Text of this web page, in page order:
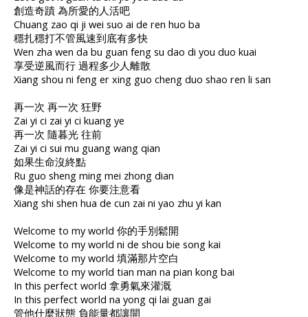
創造奇蹟 為所愛的人活吧
Chuang zao qi ji wei suo ai de ren huo ba
穩扎穩打不管風速到底有多快
Wen zha wen da bu guan feng su dao di you duo kuai
享受逆風而行 過程多少人離散
Xiang shou ni feng er xing guo cheng duo shao ren li san
再一次 再一次 狂野
Zai yi ci zai yi ci kuang ye
再一次 隨暮光 往前
Zai yi ci sui mu guang wang qian
如果生命沒終點
Ru guo sheng ming mei zhong dian
像是神話的存在 你要注意看
Xiang shi shen hua de cun zai ni yao zhu yi kan
Welcome to my world 你的手別鬆開
Welcome to my world ni de shou bie song kai
Welcome to my world 填滿那片空白
Welcome to my world tian man na pian kong bai
In this perfect world 拿勇氣來灌溉
In this perfect world na yong qi lai guan gai
管他什麼狀態 負能量都讓開